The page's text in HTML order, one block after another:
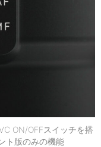
ON/OFFスイッチを搭
ト版のみの機能